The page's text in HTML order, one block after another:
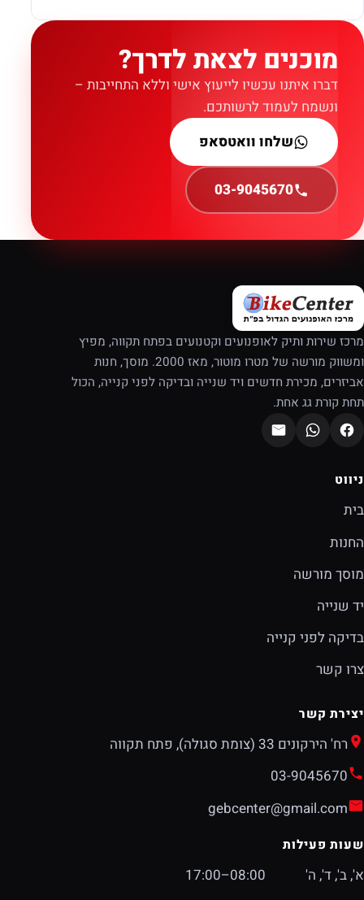
מוכנים לצאת לדרך?
דברו איתנו עכשיו לייעוץ אישי וללא התחייבות –
ונשמח לעמוד לרשותכם.
שלחו וואטסאפ
03-9045670
מרכז שירות ותיק לאופנועים וקטנועים בפתח תקווה, מפיץ
ומשווק מורשה של מטרו מוטור, מאז 2000. מוסך, חנות
אביזרים, מכירת חדשים ויד שנייה ובדיקה לפני קנייה, הכול
תחת קורת גג אחת.
ניווט
בית
החנות
מוסך מורשה
יד שנייה
בדיקה לפני קנייה
צרו קשר
יצירת קשר
רח' הירקונים 33 (צומת סגולה), פתח תקווה
03-9045670
gebcenter@gmail.com
שעות פעילות
א', ב', ד', ה'
08:00–17:00